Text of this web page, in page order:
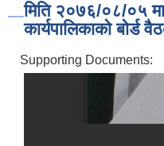
मिति २०७६/०८/०५
कार्यपालिकाको बोर्ड
Supporting Documents: